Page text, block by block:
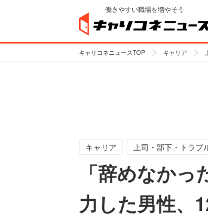
働きやすい職場を増やそう
キャリコネニュースTOP キャリア
キャリア 上司・部下・トラブ
「辞めなか
力した男性、